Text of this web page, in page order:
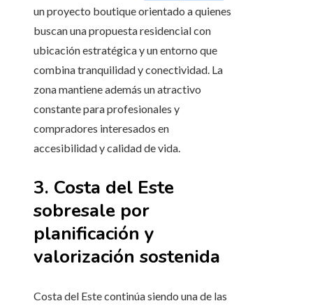
un proyecto boutique orientado a quienes
buscan una propuesta residencial con
ubicación estratégica y un entorno que
combina tranquilidad y conectividad. La
zona mantiene además un atractivo
constante para profesionales y
compradores interesados en
accesibilidad y calidad de vida.
3. Costa del Este
sobresale por
planificación y
valorización sostenida
Costa del Este continúa siendo una de las